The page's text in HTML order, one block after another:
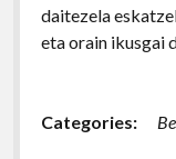
daitezela
eta orain ikusgai
Categories: